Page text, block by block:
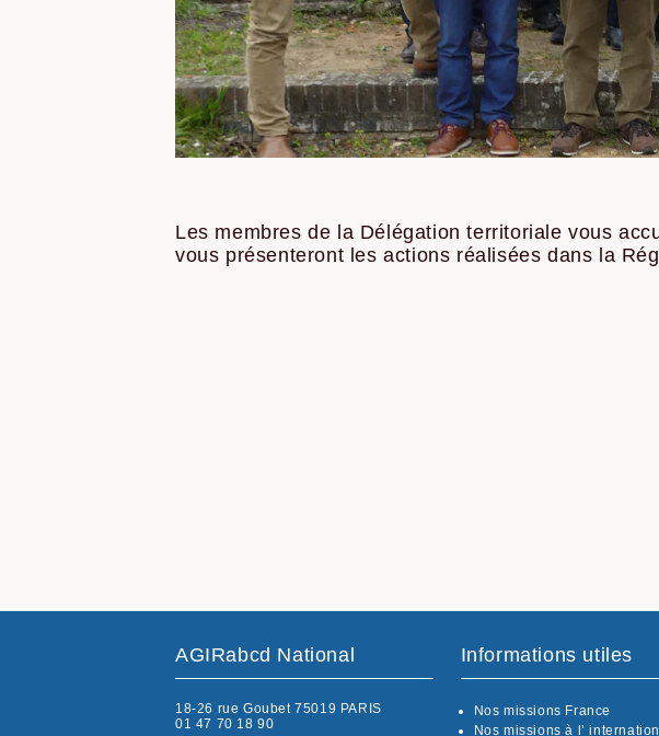
Les membres de la Délégation territoriale vous
vous présenteront les actions réalisées dans la
AGIRabcd National
18-26 rue Goubet 75019 PARIS
01 47 70 18 90
Informations utiles
Nos missions France
Nos missions à l’